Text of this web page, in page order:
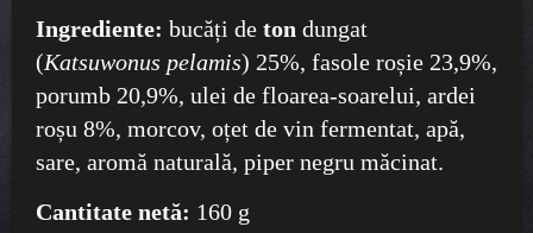
Ingrediente: bucăți de ton dungat
(Katsuwonus pelamis) 25%, fasole roșie 23,9%,
porumb 20,9%, ulei de floarea-soarelui, ardei
roșu 8%, morcov, oțet de vin fermentat, apă,
sare, aromă naturală, piper negru măcinat.
Cantitate netă: 160 g